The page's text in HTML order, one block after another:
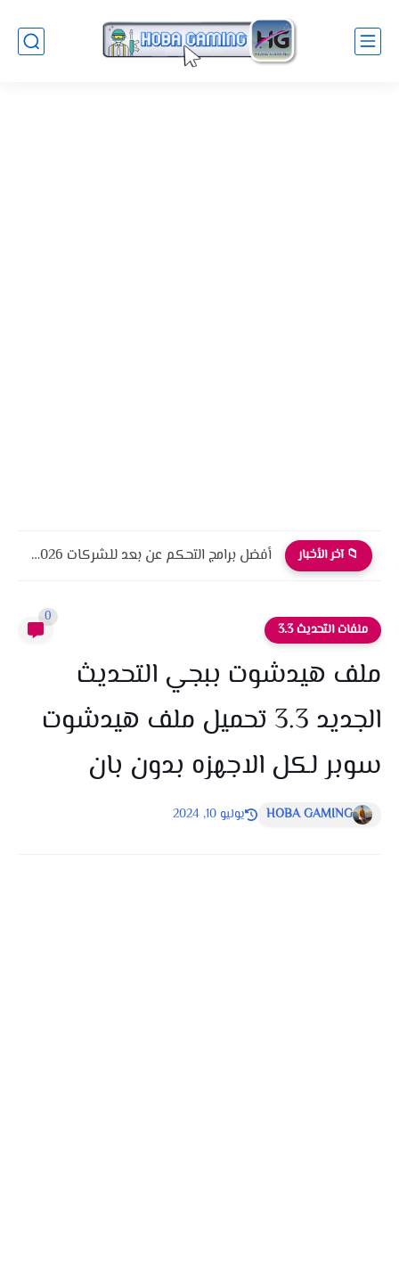
📁 آخر الأخبار أفضل برامج التحكم عن بعد للشركات 2026 أمان، أداء، واحترافية
ملفات التحديث 3.3
0
ملف هيدشوت ببجي التحديث
الجديد 3.3 تحميل ملف هيدشوت
سوبر لكل الاجهزه بدون بان
HOBA GAMING يوليو 10, 2024